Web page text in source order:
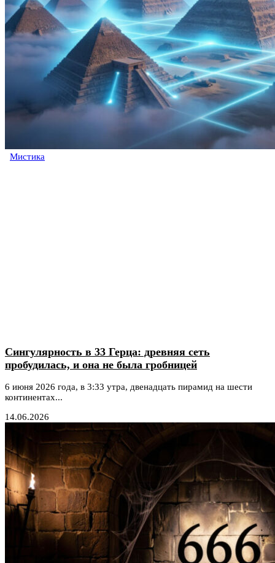
Мистика
Сингулярность в 33 Герца: древняя сеть
пробудилась, и она не была гробницей
6 июня 2026 года, в 3:33 утра, двенадцать пирамид на шести
континентах...
14.06.2026